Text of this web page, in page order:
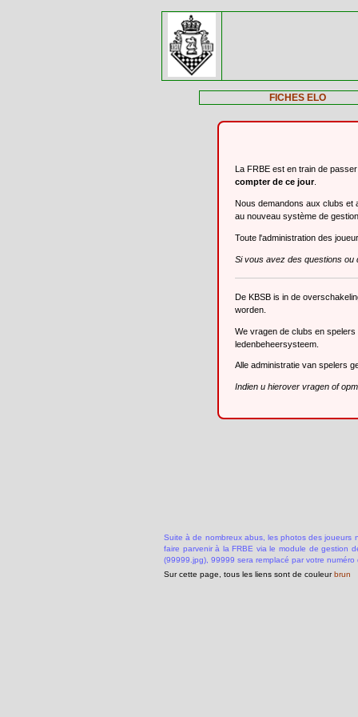
FICHES ELO
La FRBE est en train de
compter de ce jour.
Nous demandons aux clubs et
au nouveau système de
Toute l'administration des
Si vous avez des questions
De KBSB is in de
worden.
We vragen de clubs en spelers
ledenbeheersysteem.
Alle administratie van spelers
Indien u hierover vragen of
Suite à de nombreux abus, les photos des joueurs
faire parvenir à la FRBE via le module de gestion
(99999.jpg), 99999 sera remplacé par votre numéro
Sur cette page, tous les liens sont de couleurbrun